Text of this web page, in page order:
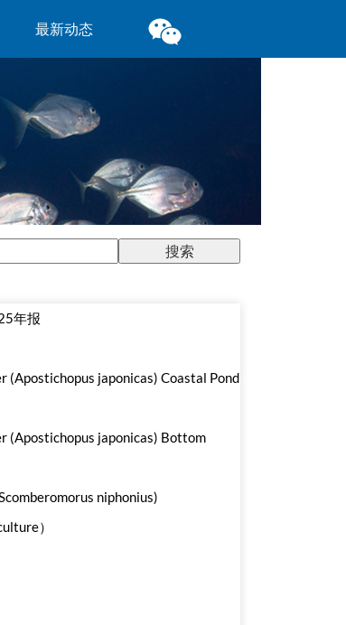
最新动态
年报
(Apostichopus japonicas) Coastal Pond
(Apostichopus japonicas) Bottom
niphonius)
）